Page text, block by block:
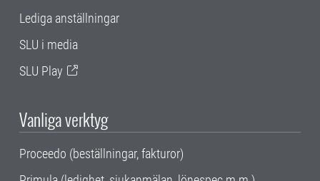
Lediga anställningar
SLU i media
SLU Play
Vanliga verktyg
Proceedo (beställningar, fakturor)